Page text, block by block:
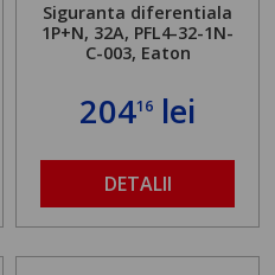
Siguranta diferentiala
1P+N, 32A, PFL4-32-1N-
C-003, Eaton
20416 lei
DETALII